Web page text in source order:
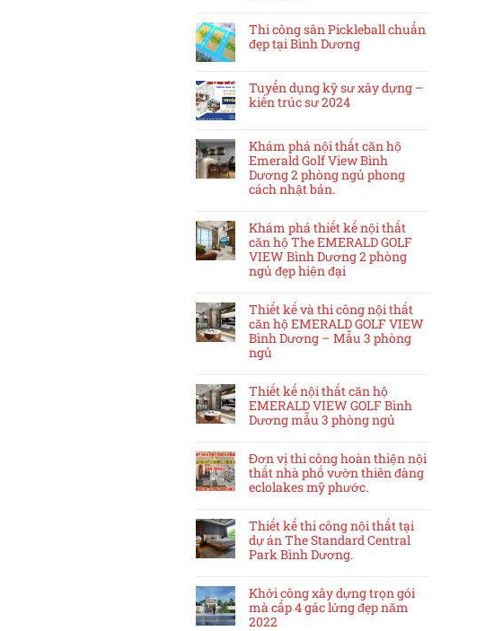
Thi công sân Pickleball chuẩn
đẹp tại Bình Dương
Tuyển dụng kỹ sư xây dựng –
kiến trúc sư 2024
Khám phá nội thất căn hộ
Emerald Golf View Bình
Dương 2 phòng ngủ phong
cách nhật bản.
Khám phá thiết kế nội thất
căn hộ The EMERALD GOLF
VIEW Bình Dương 2 phòng
ngủ đẹp hiện đại
Thiết kế và thi công nội thất
căn hộ EMERALD GOLF VIEW
Bình Dương – Mẫu 3 phòng
ngủ
Thiết kế nội thất căn hộ
EMERALD VIEW GOLF Bình
Dương mẫu 3 phòng ngủ
Đơn vị thi công hoàn thiện nội
thất nhà phố vườn thiên đàng
eclolakes mỹ phước.
Thiết kế thi công nội thất tại
dự án The Standard Central
Park Bình Dương.
Khởi công xây dựng trọn gói
mà cấp 4 gác lửng đẹp năm
2022